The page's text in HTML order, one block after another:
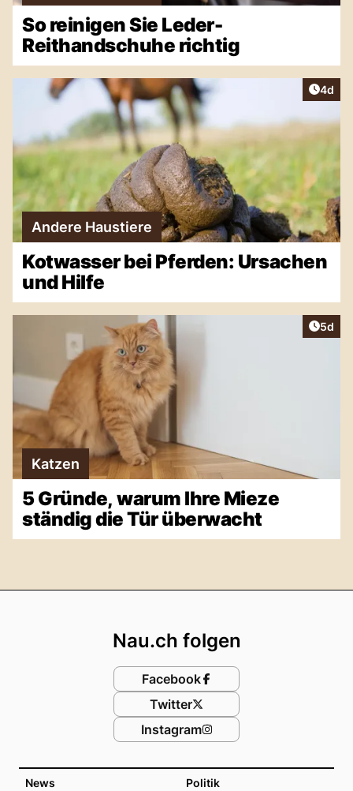
So reinigen Sie Leder-
Reithandschuhe richtig
4d
Andere Haustiere
Kotwasser bei Pferden: Ursachen
und Hilfe
5d
Katzen
5 Gründe, warum Ihre Mieze
ständig die Tür überwacht
News Politik
Nau.ch folgen
Facebook
Twitter
Instagram